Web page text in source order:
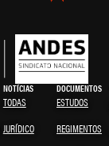
NOTÍCIAS
TODAS
JURÍDICO
DOCUMENTOS
ESTUDOS
REGIMENTOS